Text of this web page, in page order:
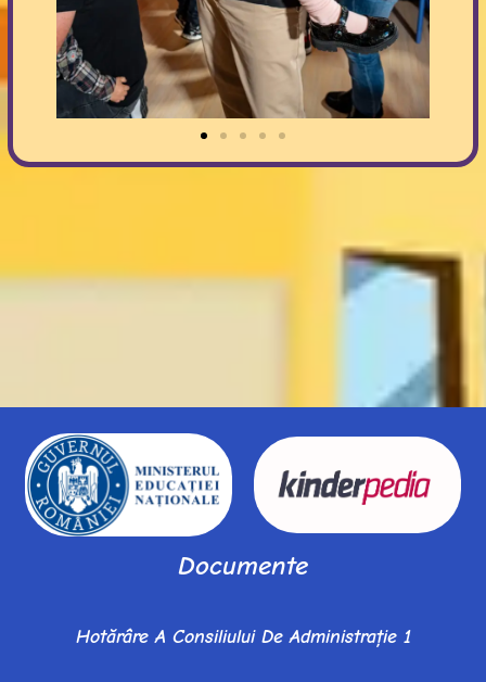
Documente
Hotărâre A Consiliului De Administrație 1